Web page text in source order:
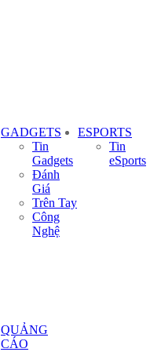
GADGETS
Tin
Gadgets
Đánh
Giá
Trên Tay
Công
Nghệ
ESPORTS
Tin
eSports
QUẢNG
CÁO